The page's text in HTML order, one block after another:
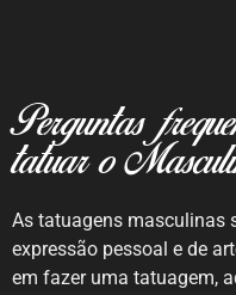
Perguntas
tatuar o
As tatuagens masculinas
expressão pessoal e de
em fazer uma tatuagem,